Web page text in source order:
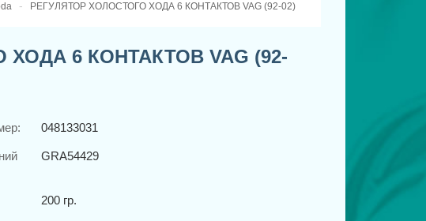
РЕГУЛЯТОР ХОЛОСТОГО ХОДА 6 КОНТАКТОВ VAG (92-02)
6 КОНТАКТОВ VAG (92-
048133031
GRA54429
200 гр.